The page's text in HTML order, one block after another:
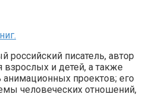
российский писатель, автор
и детей, а также
анимационных проектов; его
человеческих отношений,